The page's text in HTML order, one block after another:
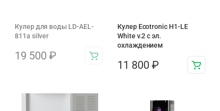
Кулер для воды LD-AEL-
811a silver
19 500 ₽
Кулер Ecotronic H1-LE
White v.2 с эл.
охлаждением
11 800 ₽